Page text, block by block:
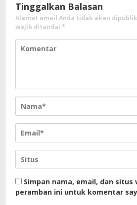
Tinggalkan Balasan
Alamat email Anda tidak akan
wajib ditandai *
Simpan nama, email, dan situs
peramban ini untuk komentar